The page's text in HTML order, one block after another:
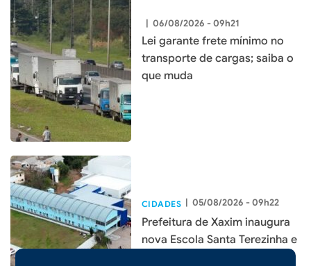
| 06/08/2026 - 09h21
Lei garante frete mínimo no
transporte de cargas; saiba o
que muda
CIDADES | 05/08/2026 - 09h22
Prefeitura de Xaxim inaugura
nova Escola Santa Terezinha e